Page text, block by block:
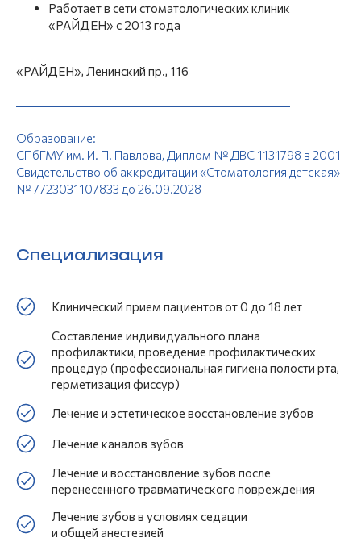
Работает в сети стоматологических клиник
«РАЙДЕН» с 2013 года
«РАЙДЕН», Ленинский пр., 116
Образование:
СПбГМУ им. И. П. Павлова, Диплом № ДВС 1131798 в 2001
Свидетельство об аккредитации «Стоматология детская»
№ 7723031107833 до 26.09.2028
Специализация
Клинический прием пациентов от 0 до 18 лет
Составление индивидуального плана
профилактики, проведение профилактических
процедур (профессиональная гигиена полости рта,
г ерметизация фиссур)
Лечение и эстетическое восстановление зубов
Лечение каналов зу бов
Лечение и восстановление зу бов после
перенесенного травматического повреждения
Лечение зубов в условиях седации
и обще й анестезией